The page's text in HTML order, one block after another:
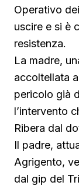
Operativo
uscire e si è
resistenza.
La madre,
accoltellata
pericolo già
l’intervento
Ribera dal
Il padre,
Agrigento,
dal gip del